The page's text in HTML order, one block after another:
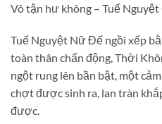
Vô tận hư không – Tuế Nguyệt
Tuế Nguyệt Nữ Đế ngồi xếp
toàn thân chấn động, Thời
ngột rung lên bần bật, một
chợt được sinh ra, lan tràn
được.